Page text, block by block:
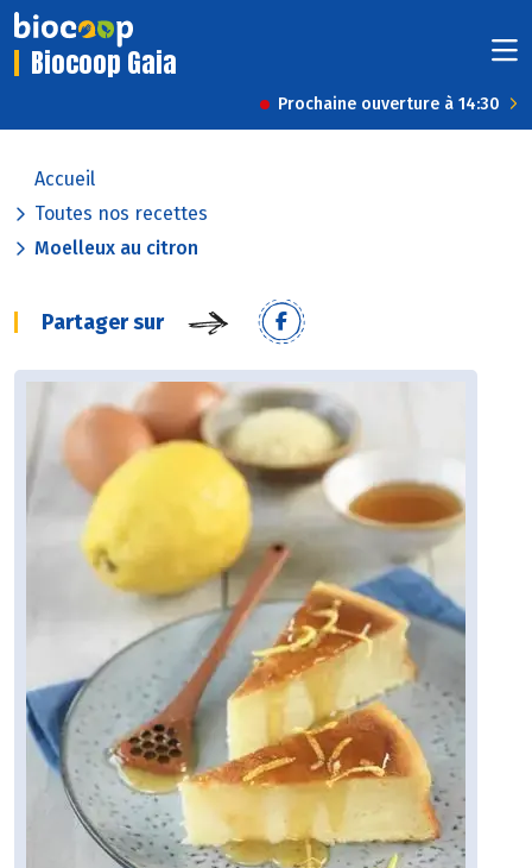
Biocoop Gaia
Prochaine ouverture à 14:30
Accueil
Toutes nos recettes
Moelleux au citron
Partager sur